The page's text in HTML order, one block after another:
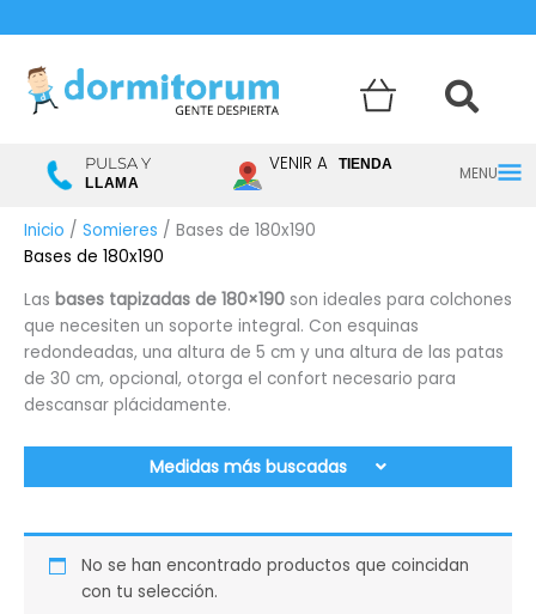
Menú
PULSA Y
LLAMA
VENIR A TIENDA
Inicio / Somieres / Bases de 180x190
Bases de 180x190
Las bases tapizadas de 180×190 son ideales para colchones
que necesiten un soporte integral. Con esquinas
redondeadas, una altura de 5 cm y una altura de las patas
de 30 cm, opcional, otorga el confort necesario para
descansar plácidamente.
Medidas más buscadas
No se han encontrado productos que coincidan
con tu selección.